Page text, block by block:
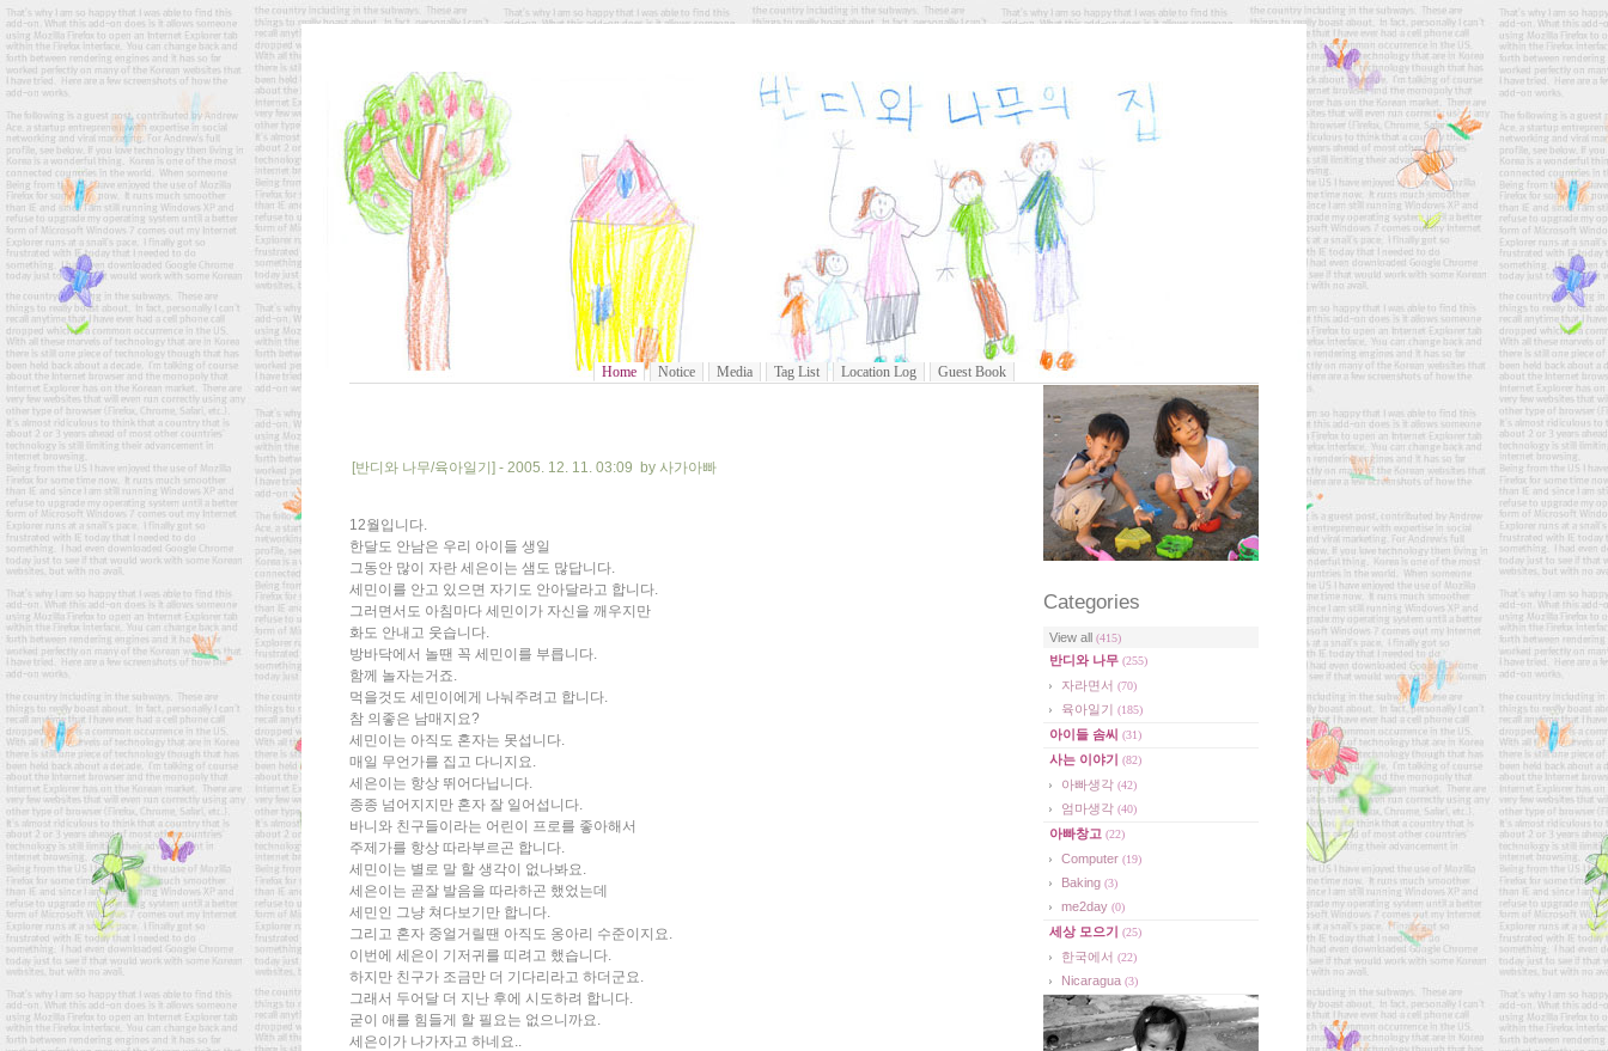
사과가 열리는 반디와 나무의 집
Home Notice Media Tag List Location Log Guest Book
[반디와 나무/육아일기] - 2005. 12. 11. 03:09 by 사가아빠
12월입니다.
한달도 안남은 우리 아이들 생일
그동안 많이 자란 세은이는 샘도 많답니다.
세민이를 안고 있으면 자기도 안아달라고 합니다.
그러면서도 아침마다 세민이가 자신을 깨우지만
화도 안내고 웃습니다.
방바닥에서 놀땐 꼭 세민이를 부릅니다.
함께 놀자는거죠.
먹을것도 세민이에게 나눠주려고 합니다.
참 의좋은 남매지요?
세민이는 아직도 혼자는 못섭니다.
매일 무언가를 집고 다니지요.
세은이는 항상 뛰어다닙니다.
종종 넘어지지만 혼자 잘 일어섭니다.
바니와 친구들이라는 어린이 프로를 좋아해서
주제가를 항상 따라부르곤 합니다.
세민이는 별로 말 할 생각이 없나봐요.
세은이는 곧잘 발음을 따라하곤 했었는데
세민인 그냥 쳐다보기만 합니다.
그리고 혼자 중얼거릴땐 아직도 옹아리 수준이지요.
이번에 세은이 기저귀를 띠려고 했습니다.
하지만 친구가 조금만 더 기다리라고 하더군요.
그래서 두어달 더 지난 후에 시도하려 합니다.
굳이 애를 힘들게 할 필요는 없으니까요.
세은이가 나가자고 하네요..
Categories
View all (415)
반디와 나무 (255)
자라면서 (70)
육아일기 (185)
아이들 솜씨 (31)
사는 이야기 (82)
아빠생각 (42)
엄마생각 (40)
아빠창고 (22)
Computer (19)
Baking (3)
me2day (0)
세상 모으기 (25)
한국에서 (22)
Nicaragua (3)